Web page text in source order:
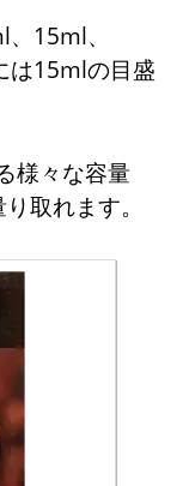
15ml、
は15mlの目盛
様々な容量
取れます。